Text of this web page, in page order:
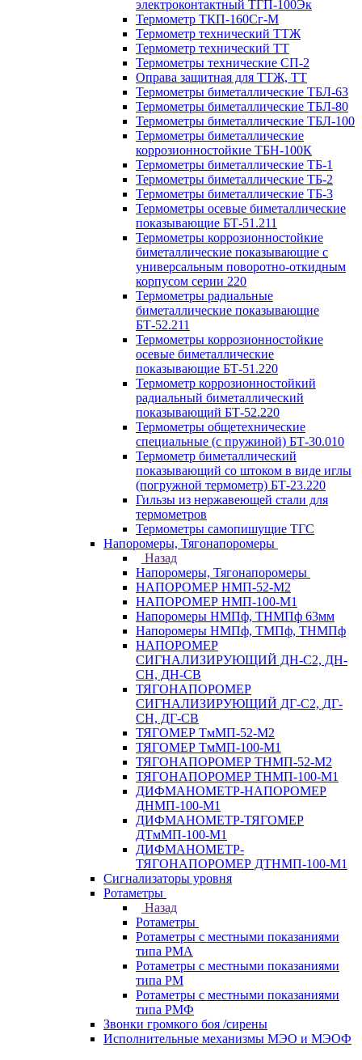
электроконтактный ТГП-100Эк
Термометр ТКП-160Сг-М
Термометр технический ТТЖ
Термометр технический ТТ
Термометры технические СП-2
Оправа защитная для ТТЖ, ТТ
Термометры биметаллические ТБЛ-63
Термометры биметаллические ТБЛ-80
Термометры биметаллические ТБЛ-100
Термометры биметаллические
коррозионностойкие ТБН-100К
Термометры биметаллические ТБ-1
Термометры биметаллические ТБ-2
Термометры биметаллические ТБ-3
Термометры осевые биметаллические
показывающие БТ-51.211
Термометры коррозионностойкие
биметаллические показывающие с
универсальным поворотно-откидным
корпусом серии 220
Термометры радиальные
биметаллические показывающие
БТ-52.211
Термометры коррозионностойкие
осевые биметаллические
показывающие БТ-51.220
Термометр коррозионностойкий
радиальный биметаллический
показывающий БТ-52.220
Термометры общетехнические
специальные (с пружиной) БТ-30.010
Термометр биметаллический
показывающий со штоком в виде иглы
(погружной термометр) БТ-23.220
Гильзы из нержавеющей стали для
термометров
Термометры самопишущие ТГС
Напоромеры, Тягонапоромеры
Назад
Напоромеры, Тягонапоромеры
НАПОРОМЕР НМП-52-М2
НАПОРОМЕР НМП-100-М1
Напоромеры НМПф, ТНМПф 63мм
Напоромеры НМПф, ТМПф, ТНМПф
НАПОРОМЕР
СИГНАЛИЗИРУЮЩИЙ ДН-С2, ДН-
СН, ДН-СВ
ТЯГОНАПОРОМЕР
СИГНАЛИЗИРУЮЩИЙ ДГ-С2, ДГ-
СН, ДГ-СВ
ТЯГОМЕР ТмМП-52-М2
ТЯГОМЕР ТмМП-100-М1
ТЯГОНАПОРОМЕР ТНМП-52-М2
ТЯГОНАПОРОМЕР ТНМП-100-М1
ДИФМАНОМЕТР-НАПОРОМЕР
ДНМП-100-М1
ДИФМАНОМЕТР-ТЯГОМЕР
ДТмМП-100-М1
ДИФМАНОМЕТР-
ТЯГОНАПОРОМЕР ДТНМП-100-М1
Сигнализаторы уровня
Ротаметры
Назад
Ротаметры
Ротаметры с местными показаниями
типа РМА
Ротаметры с местными показаниями
типа РМ
Ротаметры с местными показаниями
типа РМФ
Звонки громкого боя /сирены
Исполнительные механизмы МЭО и МЭОФ